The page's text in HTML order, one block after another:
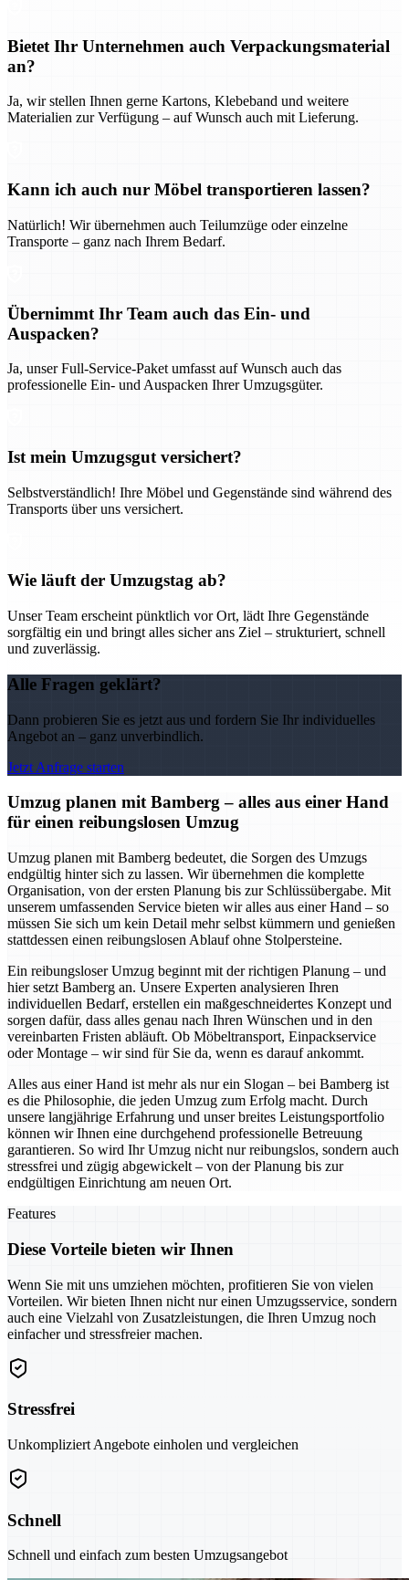
Bietet Ihr Unternehmen auch Verpackungsmaterial
an?
Ja, wir stellen Ihnen gerne Kartons, Klebeband und weitere
Materialien zur Verfügung – auf Wunsch auch mit Lieferung.
Kann ich auch nur Möbel transportieren lassen?
Natürlich! Wir übernehmen auch Teilumzüge oder einzelne
Transporte – ganz nach Ihrem Bedarf.
Übernimmt Ihr Team auch das Ein- und
Auspacken?
Ja, unser Full-Service-Paket umfasst auf Wunsch auch das
professionelle Ein- und Auspacken Ihrer Umzugsgüter.
Ist mein Umzugsgut versichert?
Selbstverständlich! Ihre Möbel und Gegenstände sind während des
Transports über uns versichert.
Wie läuft der Umzugstag ab?
Unser Team erscheint pünktlich vor Ort, lädt Ihre Gegenstände
sorgfältig ein und bringt alles sicher ans Ziel – strukturiert, schnell
und zuverlässig.
Alle Fragen geklärt?
Dann probieren Sie es jetzt aus und fordern Sie Ihr individuelles
Angebot an – ganz unverbindlich.
Jetzt Anfrage starten
Umzug planen mit Bamberg – alles aus einer Hand
für einen reibungslosen Umzug
Umzug planen mit Bamberg bedeutet, die Sorgen des Umzugs
endgültig hinter sich zu lassen. Wir übernehmen die komplette
Organisation, von der ersten Planung bis zur Schlüssübergabe. Mit
unserem umfassenden Service bieten wir alles aus einer Hand – so
müssen Sie sich um kein Detail mehr selbst kümmern und genießen
stattdessen einen reibungslosen Ablauf ohne Stolpersteine.
Ein reibungsloser Umzug beginnt mit der richtigen Planung – und
hier setzt Bamberg an. Unsere Experten analysieren Ihren
individuellen Bedarf, erstellen ein maßgeschneidertes Konzept und
sorgen dafür, dass alles genau nach Ihren Wünschen und in den
vereinbarten Fristen abläuft. Ob Möbeltransport, Einpackservice
oder Montage – wir sind für Sie da, wenn es darauf ankommt.
Alles aus einer Hand ist mehr als nur ein Slogan – bei Bamberg ist
es die Philosophie, die jeden Umzug zum Erfolg macht. Durch
unsere langjährige Erfahrung und unser breites Leistungsportfolio
können wir Ihnen eine durchgehend professionelle Betreuung
garantieren. So wird Ihr Umzug nicht nur reibungslos, sondern auch
stressfrei und zügig abgewickelt – von der Planung bis zur
endgültigen Einrichtung am neuen Ort.
Features
Diese Vorteile bieten wir Ihnen
Wenn Sie mit uns umziehen möchten, profitieren Sie von vielen
Vorteilen. Wir bieten Ihnen nicht nur einen Umzugsservice, sondern
auch eine Vielzahl von Zusatzleistungen, die Ihren Umzug noch
einfacher und stressfreier machen.
Stressfrei
Unkompliziert Angebote einholen und vergleichen
Schnell
Schnell und einfach zum besten Umzugsangebot